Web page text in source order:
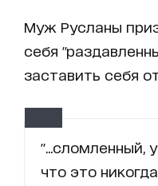
Муж Русланы
себя
заставить себя
"...сломленный,
что это